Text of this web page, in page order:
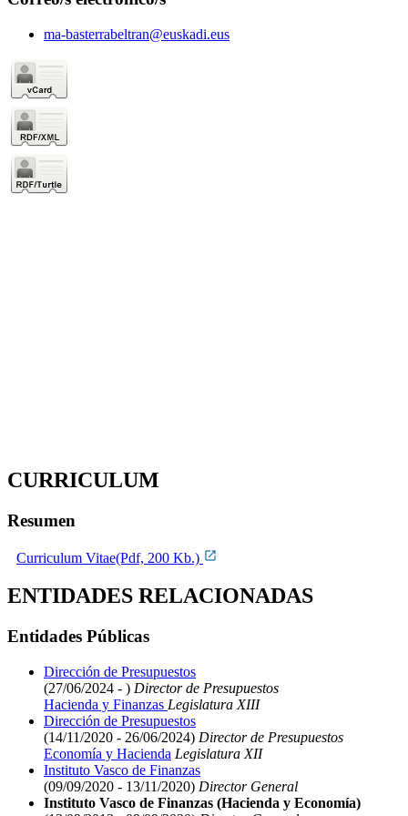
ma-basterrabeltran@euskadi.eus
CURRICULUM
Resumen
Curriculum Vitae(Pdf, 200 Kb.)
ENTIDADES RELACIONADAS
Entidades Públicas
Dirección de Presupuestos
(27/06/2024 - ) Director de Presupuestos
Hacienda y Finanzas Legislatura XIII
Dirección de Presupuestos
(14/11/2020 - 26/06/2024) Director de Presupuestos
Economía y Hacienda Legislatura XII
Instituto Vasco de Finanzas
(09/09/2020 - 13/11/2020) Director General
Instituto Vasco de Finanzas (Hacienda y Economía)